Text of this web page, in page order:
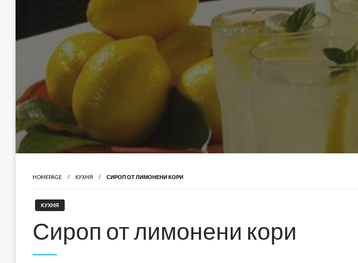
HOMEPAGE КУХНЯ СИРОП ОТ ЛИМОНЕНИ КОРИ
КУХНЯ
Сироп от лимонени кори